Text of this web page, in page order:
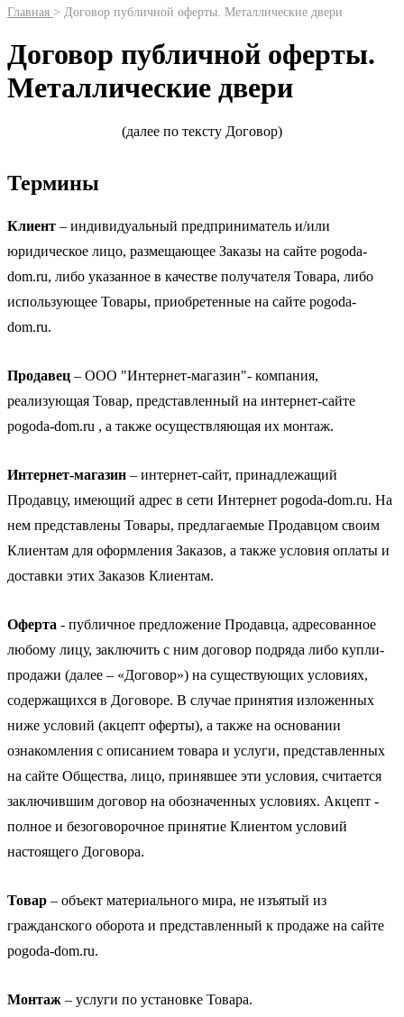
Главная > Договор публичной оферты. Металлические двери
Договор публичной оферты.
Металлические двери
(далее по тексту Договор)
Термины
Клиент – индивидуальный предприниматель и/или
юридическое лицо, размещающее Заказы на сайте pogoda-
dom.ru, либо указанное в качестве получателя Товара, либо
использующее Товары, приобретенные на сайте pogoda-
dom.ru.
Продавец – ООО "Интернет-магазин"- компания,
реализующая Товар, представленный на интернет-сайте
pogoda-dom.ru , а также осуществляющая их монтаж.
Интернет-магазин – интернет-сайт, принадлежащий
Продавцу, имеющий адрес в сети Интернет pogoda-dom.ru. На
нем представлены Товары, предлагаемые Продавцом своим
Клиентам для оформления Заказов, а также условия оплаты и
доставки этих Заказов Клиентам.
Оферта - публичное предложение Продавца, адресованное
любому лицу, заключить с ним договор подряда либо купли-
продажи (далее – «Договор») на существующих условиях,
содержащихся в Договоре. В случае принятия изложенных
ниже условий (акцепт оферты), а также на основании
ознакомления с описанием товара и услуги, представленных
на сайте Общества, лицо, принявшее эти условия, считается
заключившим договор на обозначенных условиях. Акцепт -
полное и безоговорочное принятие Клиентом условий
настоящего Договора.
Товар – объект материального мира, не изъятый из
гражданского оборота и представленный к продаже на сайте
pogoda-dom.ru.
Монтаж – услуги по установке Товара.